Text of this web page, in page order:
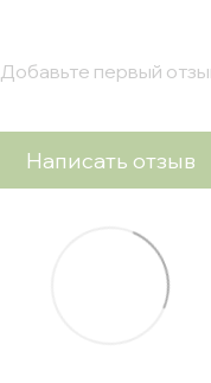
Добавьте первый
Написать отзыв